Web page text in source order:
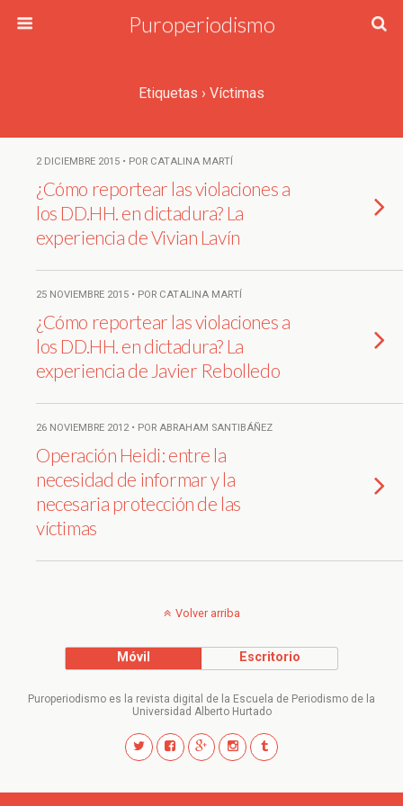
Puroperiodismo
Etiquetas › Víctimas
2 DICIEMBRE 2015 • POR CATALINA MARTÍ
¿Cómo reportear las violaciones a
los DD.HH. en dictadura? La
experiencia de Vivian Lavín
25 NOVIEMBRE 2015 • POR CATALINA MARTÍ
¿Cómo reportear las violaciones a
los DD.HH. en dictadura? La
experiencia de Javier Rebolledo
26 NOVIEMBRE 2012 • POR ABRAHAM SANTIBÁÑEZ
Operación Heidi: entre la
necesidad de informar y la
necesaria protección de las
víctimas
Volver arriba
Móvil Escritorio
Puroperiodismo es la revista digital de la Escuela de Periodismo de la
Universidad Alberto Hurtado